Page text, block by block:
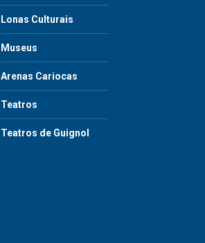
Lonas Culturais
Museus
Arenas Cariocas
Teatros
Teatros de Guignol